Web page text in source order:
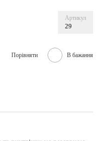
Артикул
29
Порівняти В бажання